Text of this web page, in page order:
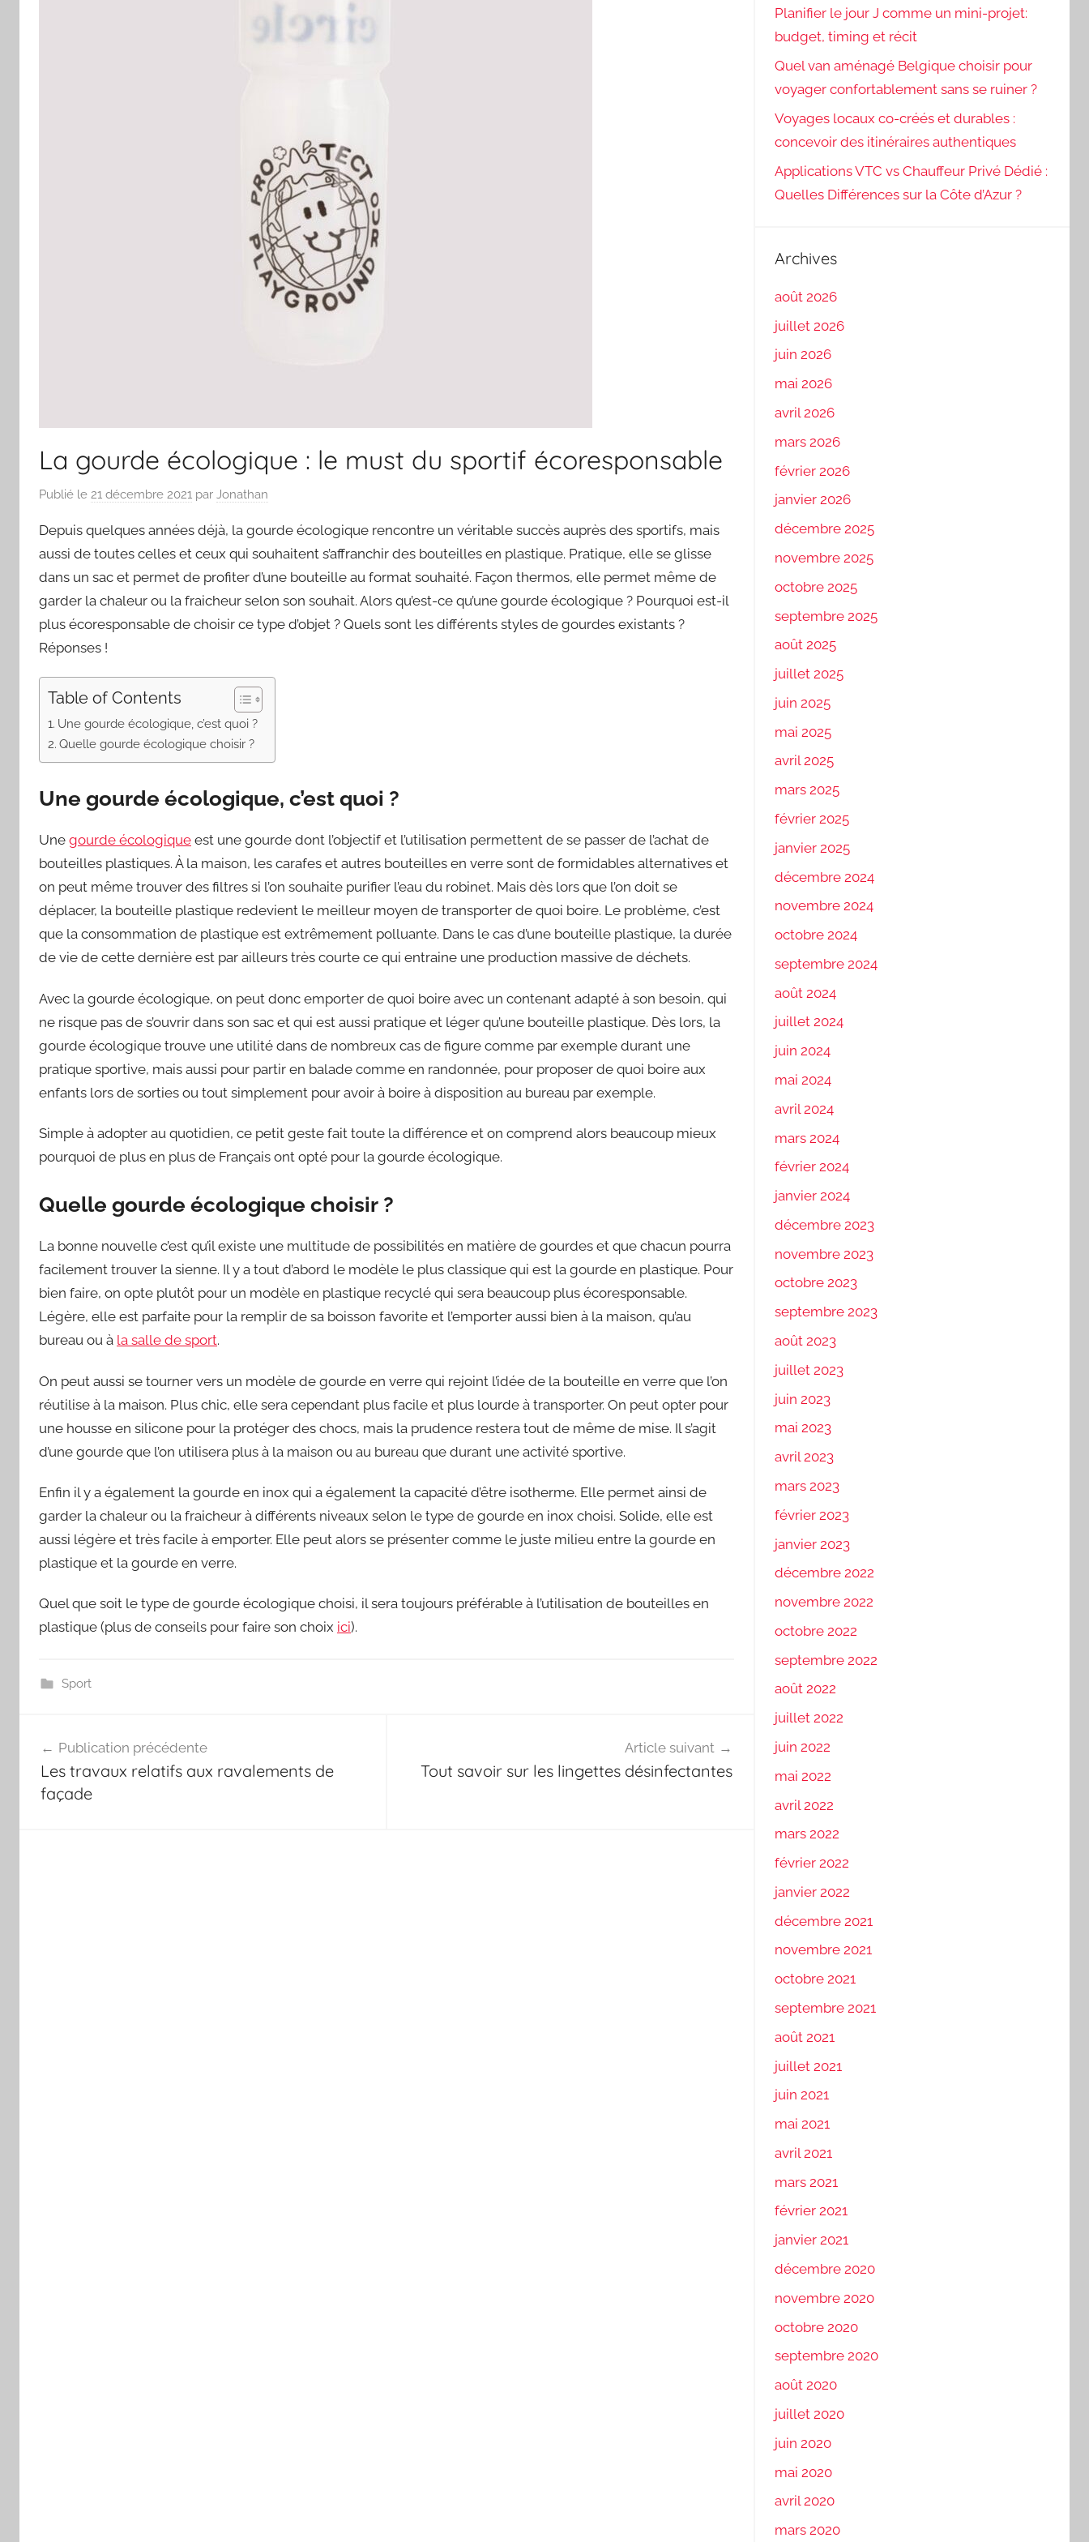
La gourde écologique : le must du sportif écoresponsable
Publié le 21 décembre 2021 par Jonathan
Depuis quelques années déjà, la gourde écologique rencontre un véritable succès auprès des sportifs, mais
aussi de toutes celles et ceux qui souhaitent s’affranchir des bouteilles en plastique. Pratique, elle se glisse
dans un sac et permet de profiter d’une bouteille au format souhaité. Façon thermos, elle permet même de
garder la chaleur ou la fraicheur selon son souhait. Alors qu’est-ce qu’une gourde écologique ? Pourquoi est-il
plus écoresponsable de choisir ce type d’objet ? Quels sont les différents styles de gourdes existants ?
Réponses !
Table of Contents
Une gourde écologique, c’est quoi ?
Quelle gourde écologique choisir ?
Une gourde écologique, c’est quoi ?
Une gourde écologique est une gourde dont l’objectif et l’utilisation permettent de se passer de l’achat de
bouteilles plastiques. À la maison, les carafes et autres bouteilles en verre sont de formidables alternatives et
on peut même trouver des filtres si l’on souhaite purifier l’eau du robinet. Mais dès lors que l’on doit se
déplacer, la bouteille plastique redevient le meilleur moyen de transporter de quoi boire. Le problème, c’est
que la consommation de plastique est extrêmement polluante. Dans le cas d’une bouteille plastique, la durée
de vie de cette dernière est par ailleurs très courte ce qui entraine une production massive de déchets.
Avec la gourde écologique, on peut donc emporter de quoi boire avec un contenant adapté à son besoin, qui
ne risque pas de s’ouvrir dans son sac et qui est aussi pratique et léger qu’une bouteille plastique. Dès lors, la
gourde écologique trouve une utilité dans de nombreux cas de figure comme par exemple durant une
pratique sportive, mais aussi pour partir en balade comme en randonnée, pour proposer de quoi boire aux
enfants lors de sorties ou tout simplement pour avoir à boire à disposition au bureau par exemple.
Simple à adopter au quotidien, ce petit geste fait toute la différence et on comprend alors beaucoup mieux
pourquoi de plus en plus de Français ont opté pour la gourde écologique.
Quelle gourde écologique choisir ?
La bonne nouvelle c’est qu’il existe une multitude de possibilités en matière de gourdes et que chacun pourra
facilement trouver la sienne. Il y a tout d’abord le modèle le plus classique qui est la gourde en plastique. Pour
bien faire, on opte plutôt pour un modèle en plastique recyclé qui sera beaucoup plus écoresponsable.
Légère, elle est parfaite pour la remplir de sa boisson favorite et l’emporter aussi bien à la maison, qu’au
bureau ou à la salle de sport.
On peut aussi se tourner vers un modèle de gourde en verre qui rejoint l’idée de la bouteille en verre que l’on
réutilise à la maison. Plus chic, elle sera cependant plus facile et plus lourde à transporter. On peut opter pour
une housse en silicone pour la protéger des chocs, mais la prudence restera tout de même de mise. Il s’agit
d’une gourde que l’on utilisera plus à la maison ou au bureau que durant une activité sportive.
Enfin il y a également la gourde en inox qui a également la capacité d’être isotherme. Elle permet ainsi de
garder la chaleur ou la fraicheur à différents niveaux selon le type de gourde en inox choisi. Solide, elle est
aussi légère et très facile à emporter. Elle peut alors se présenter comme le juste milieu entre la gourde en
plastique et la gourde en verre.
Quel que soit le type de gourde écologique choisi, il sera toujours préférable à l’utilisation de bouteilles en
plastique (plus de conseils pour faire son choix ici).
Sport
de
l’article
Publication précédente
Les travaux relatifs aux ravalements de
façade
Article suivant
Tout savoir sur les lingettes désinfectantes
Planifier le jour J comme un mini-projet:
budget, timing et récit
Quel van aménagé Belgique choisir pour
voyager confortablement sans se ruiner ?
Voyages locaux co-créés et durables :
concevoir des itinéraires authentiques
Applications VTC vs Chauffeur Privé Dédié :
Quelles Différences sur la Côte d’Azur ?
Archives
août 2026
juillet 2026
juin 2026
mai 2026
avril 2026
mars 2026
février 2026
janvier 2026
décembre 2025
novembre 2025
octobre 2025
septembre 2025
août 2025
juillet 2025
juin 2025
mai 2025
avril 2025
mars 2025
février 2025
janvier 2025
décembre 2024
novembre 2024
octobre 2024
septembre 2024
août 2024
juillet 2024
juin 2024
mai 2024
avril 2024
mars 2024
février 2024
janvier 2024
décembre 2023
novembre 2023
octobre 2023
septembre 2023
août 2023
juillet 2023
juin 2023
mai 2023
avril 2023
mars 2023
février 2023
janvier 2023
décembre 2022
novembre 2022
octobre 2022
septembre 2022
août 2022
juillet 2022
juin 2022
mai 2022
avril 2022
mars 2022
février 2022
janvier 2022
décembre 2021
novembre 2021
octobre 2021
septembre 2021
août 2021
juillet 2021
juin 2021
mai 2021
avril 2021
mars 2021
février 2021
janvier 2021
décembre 2020
novembre 2020
octobre 2020
septembre 2020
août 2020
juillet 2020
juin 2020
mai 2020
avril 2020
mars 2020